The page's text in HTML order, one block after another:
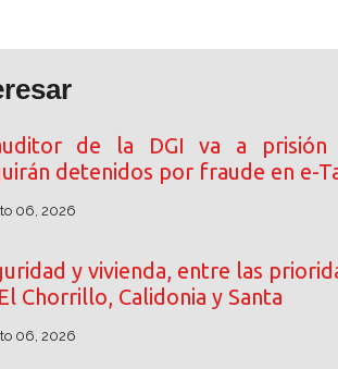
de la DGI va a
detenidos por fraude en e-
06, 2026
y vivienda, entre las
Chorrillo, Calidonia y Santa
06, 2026